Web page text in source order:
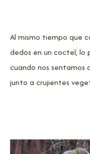
Al mismo tiempo que
dedos en un coctel, lo
cuando nos sentamos
junto a crujientes